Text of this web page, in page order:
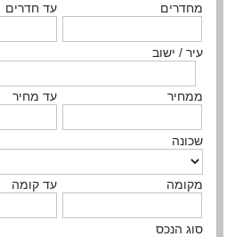
מחדרים עד חדרים
עיר / ישוב
ממחיר עד מחיר
שכונה
מקומה עד קומה
סוג הנכס